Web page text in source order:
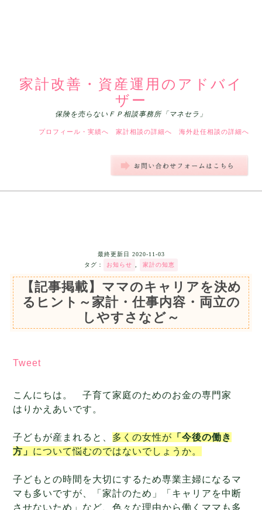
家計改善・資産運用のアドバイ
ザー
保険を売らないＦＰ相談事務所「マネセラ」
プロフィール・実績へ 家計相談の詳細へ 海外赴任相談の詳細へ
最終更新日 2020-11-03
タグ：
お知らせ 家計の知恵
【記事掲載】ママのキャリアを決め
るヒント～家計・仕事内容・両立の
しやすさなど～
Tweet
こんにちは。 子育て家庭のためのお金の専門家
はりかえあいです。
子どもが産まれると、 多くの女性が 「今後の働き
方」 について悩むのではないでしょうか。
子どもとの時間を大切にするため専業主婦になるマ
マも多いですが、「家計のため」「キャリアを中断
させないため」など、色々な理由から働くママも多